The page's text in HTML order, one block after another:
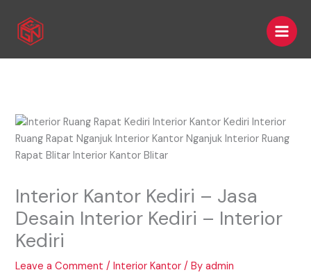
content
Main
Interior Kantor Kediri – Jasa
Desain Interior Kediri – Interior
Kediri
Leave a Comment /Interior Kantor / Byadmin